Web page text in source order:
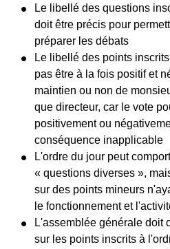
Le libellé des questions
doit être précis pour
préparer les débats
Le libellé des points
pas être à la fois positif et
maintien ou non de
que directeur, car le vote
positivement ou
conséquence inapplicable
L'ordre du jour peut
« questions diverses »,
sur des points mineurs
le fonctionnement et
L'assemblée générale doit
sur les points inscrits à